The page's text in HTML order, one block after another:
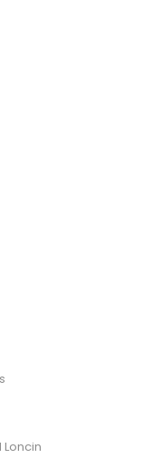
Loncin